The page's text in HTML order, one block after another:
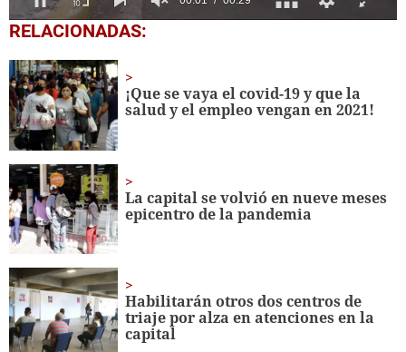
0
seconds
29
seconds
RELACIONADAS:
¡Que se vaya el covid-19 y que la
salud y el empleo vengan en 2021!
La capital se volvió en nueve meses
epicentro de la pandemia
Habilitarán otros dos centros de
triaje por alza en atenciones en la
capital